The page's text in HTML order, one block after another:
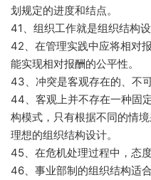
划规定的进度和结点。
41、组织工作就是组织结构设
42、在管理实践中应将相对
能实现相对报酬的公平性。
43、冲突是客观存在的、不
44、客观上并不存在一种固
构模式，只有根据不同的情
理想的组织结构设计。
45、在危机处理过程中，态
46、事业部制的组织结构适